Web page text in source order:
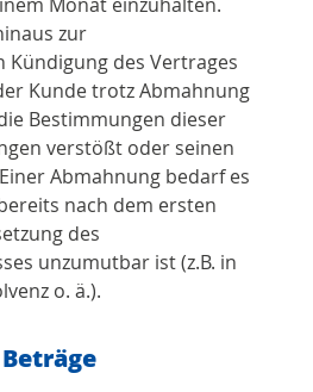
zur
des Vertrages
Kunde trotz Abmahnung
Bestimmungen dieser
verstößt oder seinen
Abmahnung bedarf es
nach dem ersten
des
unzumutbar ist (z.B. in
o. ä.).